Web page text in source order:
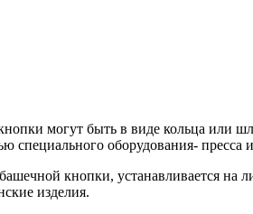
могут быть в виде кольца или
оборудования- пресса
кнопки, устанавливается на
изделия.